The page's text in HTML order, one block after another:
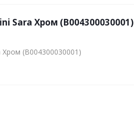
Sara Хром (B004300030001)
(B004300030001)